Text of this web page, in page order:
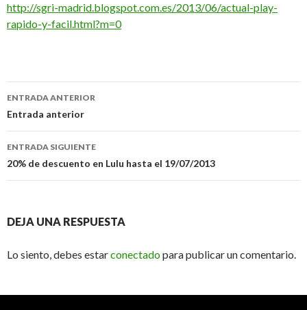
http://sgri-madrid.blogspot.com.es/2013/06/actual-play-
rapido-y-facil.html?m=0
Navegación
de
entradas
ENTRADA ANTERIOR
Entrada anterior
ENTRADA SIGUIENTE
20% de descuento en Lulu hasta el 19/07/2013
DEJA UNA RESPUESTA
Lo siento, debes estarconectadopara publicar un comentario.